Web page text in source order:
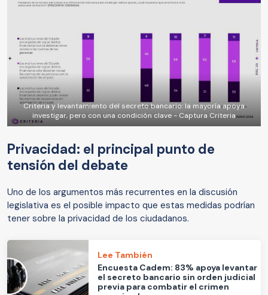
Criteria y levantamiento del secreto bancario: la mayoría apoya
investigar, pero con una condición clave - Captura Criteria
Privacidad: el principal punto de
tensión del debate
Uno de los argumentos más recurrentes en la discusión
legislativa es el posible impacto que estas medidas podrían
tener sobre la privacidad de los ciudadanos.
Lee También
Encuesta Cadem: 83% apoya levantar
el secreto bancario sin orden judicial
previa para combatir el crimen